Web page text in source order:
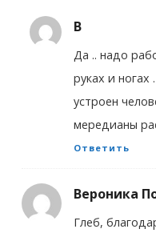
В
Да .. надо
руках и ногах
устроен
мередианы
Ответить
Вероника
Глеб,